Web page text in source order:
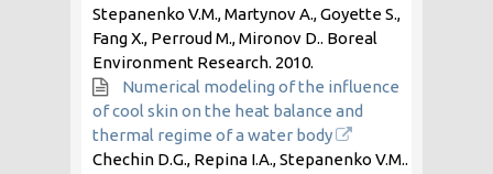
Stepanenko V.M., Martynov A., Goyette S.,
Fang X., Perroud M., Mironov D.. Boreal
Environment Research. 2010.
Numerical modeling of the influence
of cool skin on the heat balance and
thermal regime of a water body
Chechin D.G., Repina I.A., Stepanenko V.M..